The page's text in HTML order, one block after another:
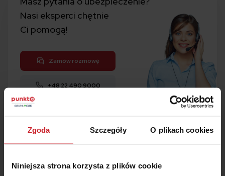
Zgoda Szczegóły O plikach cookies
Niniejsza strona korzysta z plików cookie
Nasi eksperci chętnie
Ci pomogą!
Zamów rozmowę
+48 22 490 9000
Kalkulator OC i AC
1 Porównaj w 5 minut
2 Kup ubezpieczenie